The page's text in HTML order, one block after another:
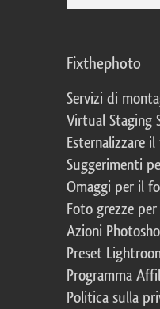
Fixthephoto
Servizi di
Virtual Staging
Esternalizzare
Suggerimenti
Omaggi per il
Foto grezze
Azioni
Preset
Programma
Politica sulla